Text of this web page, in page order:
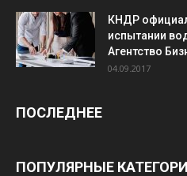
КНДР
испытании
Агентство
04.09.2017
ПОСЛЕДНЕЕ
ПОПУЛЯРНЫЕ